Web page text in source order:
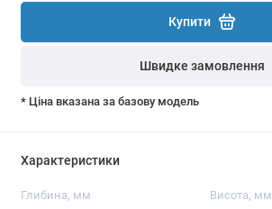
Купити
Швидке замовлення
* Ціна вказана за базову модель
Характеристики
Глибина, мм Висота, мм